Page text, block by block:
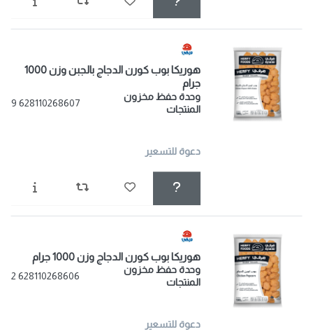
هوريكا بوب كورن الدجاج بالجبن وزن 1000
جرام
وحدة حفظ مخزون
المنتجات
628110268607 9
دعوة للتسعير
هوريكا بوب كورن الدجاج وزن 1000 جرام
وحدة حفظ مخزون
المنتجات
628110268606 2
دعوة للتسعير